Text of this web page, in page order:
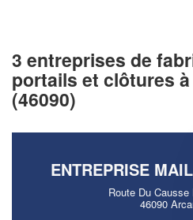
3 entreprises de
portails et clôtures
(46090)
ENTREPRISE
Route Du
46090
Vous
Augmentez
marges